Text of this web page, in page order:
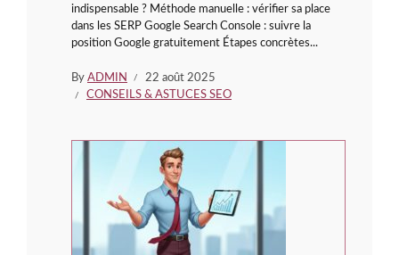
indispensable ? Méthode manuelle : vérifier sa place
dans les SERP Google Search Console : suivre la
position Google gratuitement Étapes concrètes...
By ADMIN
22 août 2025
CONSEILS & ASTUCES SEO